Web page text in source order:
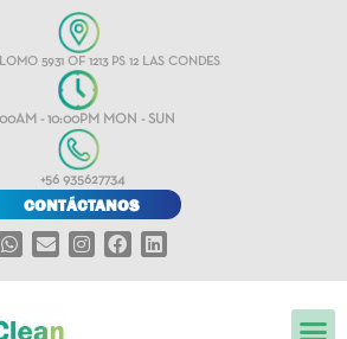
5931 OF 1213 PS 12 LAS CONDES
- 10:00PM MON - SUN
+56 935627734
CONTÁCTANOS